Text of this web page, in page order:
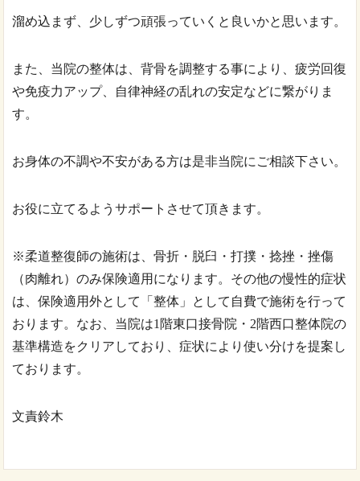
溜め込まず、少しずつ頑張っていくと良いかと思います。
また、当院の整体は、背骨を調整する事により、疲労回復
や免疫力アップ、自律神経の乱れの安定などに繋がりま
す。
お身体の不調や不安がある方は是非当院にご相談下さい。
お役に立てるようサポートさせて頂きます。
※柔道整復師の施術は、骨折・脱臼・打撲・捻挫・挫傷
（肉離れ）のみ保険適用になります。その他の慢性的症状
は、保険適用外として「整体」として自費で施術を行って
おります。なお、当院は1階東口接骨院・2階西口整体院の
基準構造をクリアしており、症状により使い分けを提案し
ております。
文責鈴木